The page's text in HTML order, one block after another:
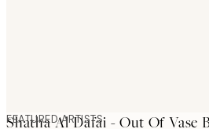
FEATURED ARTISTS
Shatha Al Dafai - Out Of Vase